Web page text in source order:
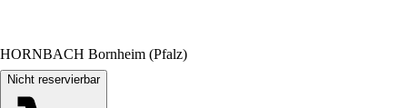
HORNBACH Bornheim (Pfalz)
Nicht reservierbar